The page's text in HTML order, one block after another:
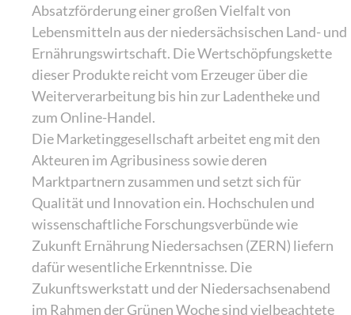
Absatzförderung einer großen Vielfalt von
Lebensmitteln aus der niedersächsischen Land- und
Ernährungswirtschaft. Die Wertschöpfungskette
dieser Produkte reicht vom Erzeuger über die
Weiterverarbeitung bis hin zur Ladentheke und
zum Online-Handel.
Die Marketinggesellschaft arbeitet eng mit den
Akteuren im Agribusiness sowie deren
Marktpartnern zusammen und setzt sich für
Qualität und Innovation ein. Hochschulen und
wissenschaftliche Forschungsverbünde wie
Zukunft Ernährung Niedersachsen (ZERN) liefern
dafür wesentliche Erkenntnisse. Die
Zukunftswerkstatt und der Niedersachsenabend
im Rahmen der Grünen Woche sind vielbeachtete